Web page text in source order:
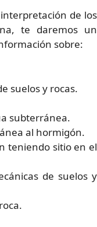
de los
te daremos un
sobre:
suelos y rocas.
subterránea.
al hormigón.
teniendo sitio en el
de suelos y